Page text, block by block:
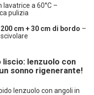
lavatrice a 60°C –
pulizia
cm + 30 cm di bordo –
lenzuolo con
sonno rigenerante!
lenzuolo con angoli in